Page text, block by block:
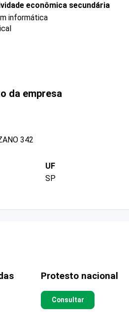
econômica secundária
informática
da empresa
342
UF
SP
Protesto nacional
Consultar